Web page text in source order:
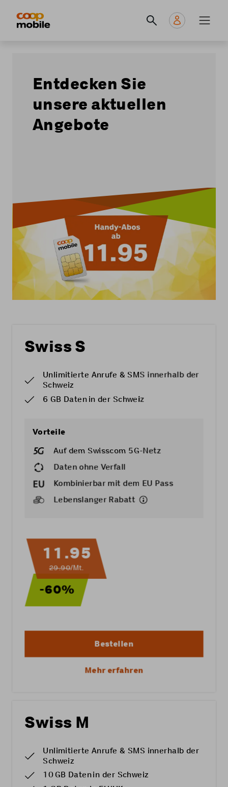
principale
Entdecken Sie
unsere aktuellen
Angebote
Swiss S
Unlimitierte Anrufe & SMS innerhalb der
Schweiz
6 GB Daten in der Schweiz
Vorteile
Auf dem Swisscom 5G-Netz
Daten ohne Verfall
Kombinierbar mit dem EU Pass
Lebenslanger Rabatt
11.95
29.90/Mt.
-60%
Bestellen
Mehr erfahren
Swiss M
Unlimitierte Anrufe & SMS innerhalb der
Schweiz
10 GB Daten in der Schweiz